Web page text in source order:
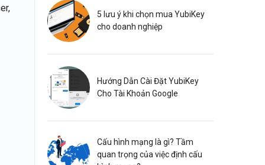
5 lưu ý khi chọn mua YubiKey
cho doanh nghiệp
Hướng Dẫn Cài Đặt YubiKey
Cho Tài Khoản Google
Cấu hình mạng là gì? Tầm
quan trọng của việc định cấu